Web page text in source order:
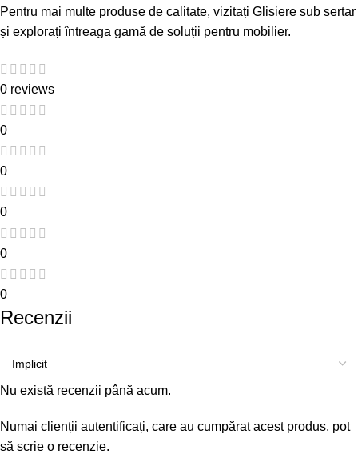
Pentru mai multe produse de calitate, vizitați Glisiere sub sertar
și explorați întreaga gamă de soluții pentru mobilier.
0 reviews
0
0
0
0
0
Recenzii
Nu există recenzii până acum.
Numai clienții autentificați, care au cumpărat acest produs, pot
să scrie o recenzie.